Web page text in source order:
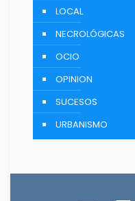
LOCAL
NECROLÓGICAS
OCIO
OPINION
SUCESOS
URBANISMO